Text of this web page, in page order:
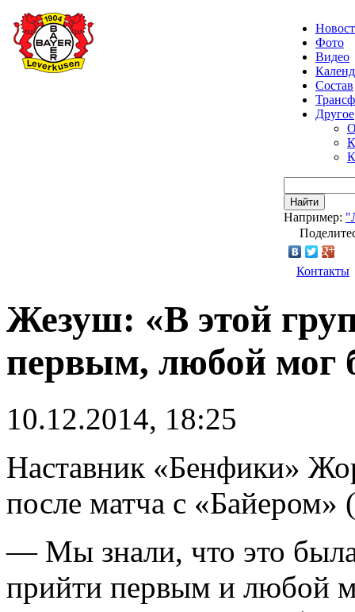
Фото
Видео
Состав
Другое
Найти
Например:
Контакты
Жезуш: «В этой
первым, любой мог
10.12.2014, 18:25
Наставник «Бенфики»
после матча с
— Мы знали, что это
прийти первым и любой